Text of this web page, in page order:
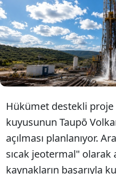
santigrat derecenin
kaynaklara ulaşmayı
projesi üzerinde
kullanılan jeotermal
sıcaklıklara ulaşarak
enerji üretmek.
Hükümet destekli
kuyusunun Taupō
açılması planlanıyor.
sıcak jeotermal" olarak
kaynakların başarıyla